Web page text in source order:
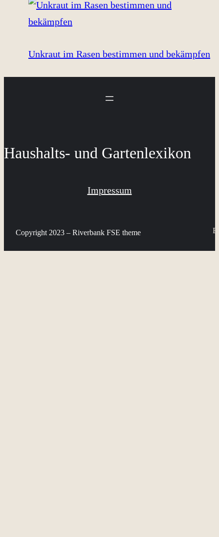
Unkraut im Rasen bestimmen und bekämpfen
Haushalts- und Gartenlexikon
Impressum
Copyright 2023 – Riverbank FSE theme